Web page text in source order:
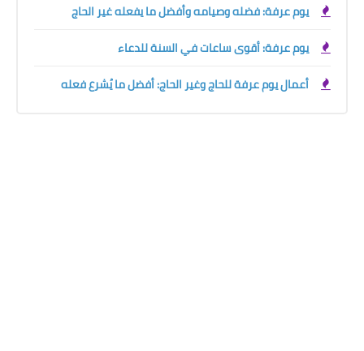
يوم عرفة: فضله وصيامه وأفضل ما يفعله غير الحاج
يوم عرفة: أقوى ساعات في السنة للدعاء
أعمال يوم عرفة للحاج وغير الحاج: أفضل ما يُشرع فعله